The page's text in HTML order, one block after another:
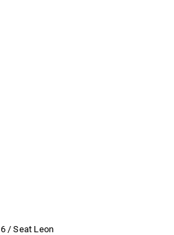
/ Seat Leon